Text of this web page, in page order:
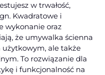
w trwałość,
Kwadratowe i
wykonanie oraz
że umywalka ścienna
ale także
To rozwiązanie dla
i funkcjonalność na